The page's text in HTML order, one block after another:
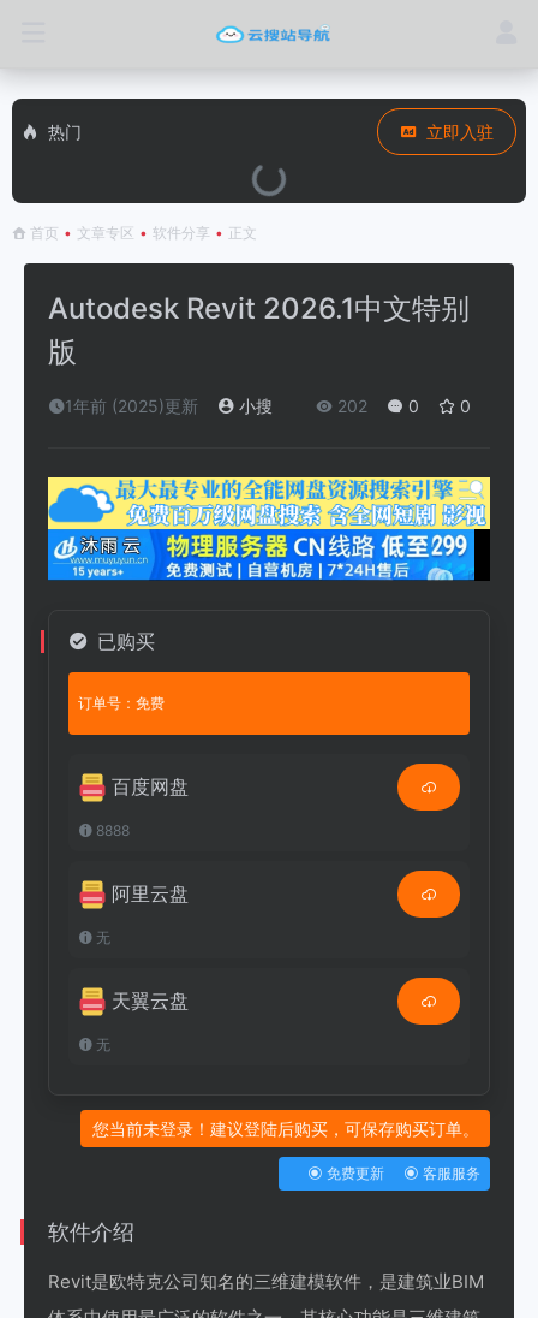
热门 立即入驻
首页 • 文章专区 • 软件分享 • 正文
Autodesk Revit 2026.1中文特别
版
1年前 (2025)更新 小搜 202 0 0
已购买
订单号：免费
百度网盘
8888
阿里云盘
无
天翼云盘
无
您当前未登录！建议登陆后购买，可保存购买订单。
免费更新 客服服务
软件介绍
Revit是欧特克公司知名的三维建模软件，是建筑业BIM